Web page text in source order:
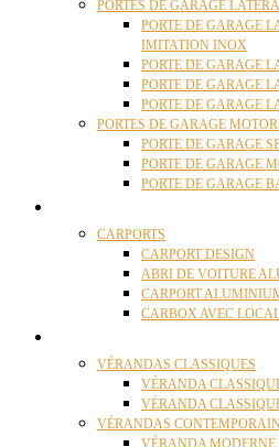
PORTES DE GARAGE
PORTE DE GARAGE
IMITATION INOX
PORTE DE GARAGE
PORTE DE GARAGE
PORTE DE GARAGE
PORTES DE GARAGE
PORTE DE GARAGE
PORTE DE GARAGE
PORTE DE GARAGE
CARPORTS
CARPORT DESIGN
ABRI DE VOITURE
CARPORT
CARBOX AVEC
VÉRANDAS CLASSIQUES
VÉRANDA
VÉRANDA
VÉRANDAS
VÉRANDA MODERNE